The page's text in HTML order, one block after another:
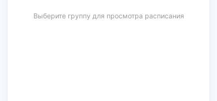
Выберите группу для просмотра расписания